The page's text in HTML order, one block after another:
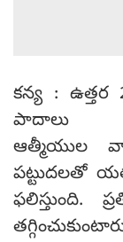
కన్య :
పాదాలు
ఆత్మీయుల
పట్టుదలతో
ఫలిస్తుంది.